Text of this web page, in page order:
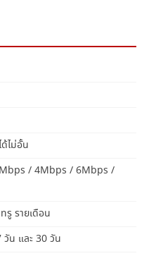
ไม่อั้น
/ 4Mbps / 6Mbps /
รู รายเดือน
น และ 30 วัน